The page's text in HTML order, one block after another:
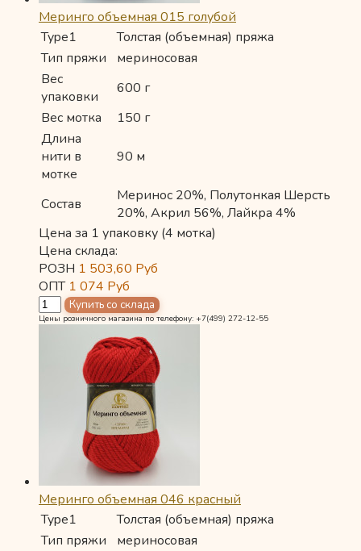
Меринго объемная 015 голубой
Type1
Толстая (объемная) пряжа
Тип пряжи
мериносовая
Вес
упаковки
600 г
Вес мотка
150 г
Длина
нити в
мотке
90 м
Состав
Меринос 20%, Полутонкая Шерсть
20%, Акрил 56%, Лайкра 4%
Цена за 1 упаковку (4 мотка)
Цена склада:
РОЗН 1 503,60 Руб
ОПТ 1 074 Руб
Цены розничного магазина по телефону: +7(499) 272-12-55
Меринго объемная 046 красный
Type1
Толстая (объемная) пряжа
Тип пряжи
мериносовая